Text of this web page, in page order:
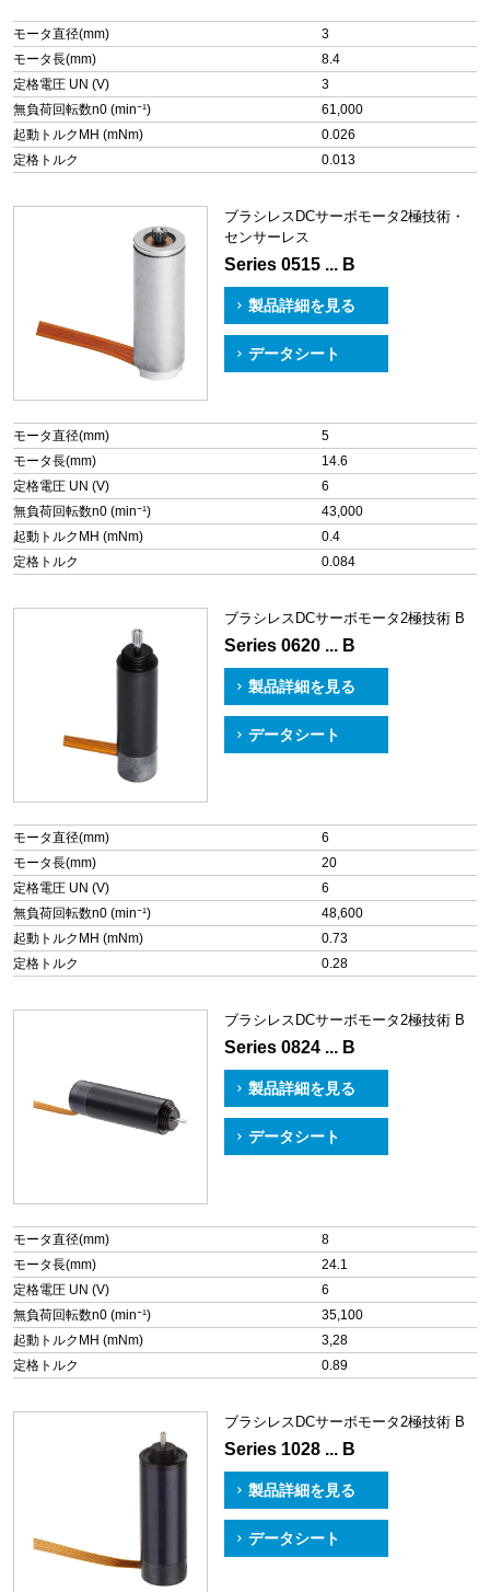
モータ直径(mm)
3
モータ長(mm)
8.4
定格電圧 UN (V)
3
無負荷回転数n0 (min⁻¹)
61,000
起動トルクMH (mNm)
0.026
定格トルク
0.013
ブラシレスDCサーボモータ2極技術・
センサーレス
Series 0515 ... B
製品詳細を見る
データシート
モータ直径(mm)
5
モータ長(mm)
14.6
定格電圧 UN (V)
6
無負荷回転数n0 (min⁻¹)
43,000
起動トルクMH (mNm)
0.4
定格トルク
0.084
ブラシレスDCサーボモータ2極技術 B
Series 0620 ... B
製品詳細を見る
データシート
モータ直径(mm)
6
モータ長(mm)
20
定格電圧 UN (V)
6
無負荷回転数n0 (min⁻¹)
48,600
起動トルクMH (mNm)
0.73
定格トルク
0.28
ブラシレスDCサーボモータ2極技術 B
Series 0824 ... B
製品詳細を見る
データシート
モータ直径(mm)
8
モータ長(mm)
24.1
定格電圧 UN (V)
6
無負荷回転数n0 (min⁻¹)
35,100
起動トルクMH (mNm)
3,28
定格トルク
0.89
ブラシレスDCサーボモータ2極技術 B
Series 1028 ... B
製品詳細を見る
データシート